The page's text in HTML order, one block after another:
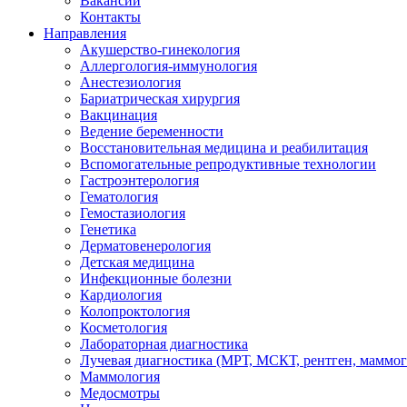
Контакты
Направления
Акушерство-гинекология
Аллергология-иммунология
Анестезиология
Бариатрическая хирургия
Вакцинация
Ведение беременности
Восстановительная медицина и реабилитация
Вспомогательные репродуктивные технологии
Гастроэнтерология
Гематология
Гемостазиология
Генетика
Дерматовенерология
Детская медицина
Инфекционные болезни
Кардиология
Колопроктология
Косметология
Лабораторная диагностика
Лучевая диагностика (МРТ, МСКТ, рентген,
Маммология
Медосмотры